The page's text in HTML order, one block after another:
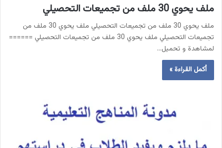
ملف يحوي 30 ملف من تجميعات التحصيلي
ملف يحوي 30 ملف من تجميعات التحصيلي ملف يحوي 30 ملف من
تجميعات التحصيلي ملف يحوي 30 ملف من تجميعات التحصيلي ======
لمشاهدة و تحميل…
أكمل القراءة »